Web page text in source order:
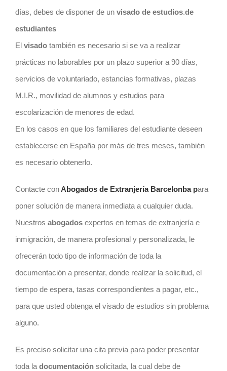
días, debes de disponer de un visado de estudios.de
estudiantes
El visadotambién es necesario si se va a realizar
prácticas no laborables por un plazo superior a 90 días,
servicios de voluntariado, estancias formativas, plazas
M.I.R., movilidad de alumnos y estudios para
escolarización de menores de edad.
En los casos en que los familiares del estudiante deseen
establecerse en España por más de tres meses, también
es necesario obtenerlo.
Contacte conAbogados de Extranjería Barcelonba para
poner solución de manera inmediata a cualquier duda.
Nuestros abogadosexpertos en temas de extranjería e
inmigración, de manera profesional y personalizada, le
ofrecerán todo tipo de información de toda la
documentación a presentar, donde realizar la solicitud, el
tiempo de espera, tasas correspondientes a pagar, etc.,
para que usted obtenga el visado de estudios sin problema
alguno.
Es preciso solicitar una cita previa para poder presentar
toda la documentaciónsolicitada, la cual debe de